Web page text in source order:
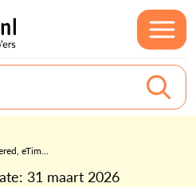
eTim...
31 maart 2026